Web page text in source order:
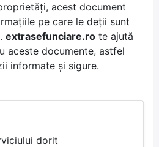
acest document
pe care le deții sunt
extrasefunciare.rote ajută
aceste documente, astfel
informate și sigure.
dorit